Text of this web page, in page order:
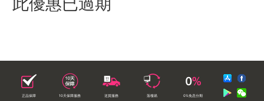
正品保障 10天保障服務 送貨服務 落樓易 0%免息分期